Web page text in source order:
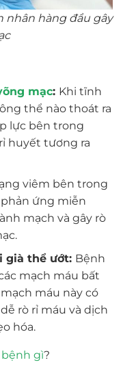
nhân hàng đầu gây
mạc: Khi tĩnh
thể nào thoát ra
lực bên trong
huyết tương ra
viêm bên trong
ứng miễn
mạch và gây rò
già thể ướt: Bệnh
mạch máu bất
máu này có
rò rỉ máu và dịch
hóa.
bệnh gì?